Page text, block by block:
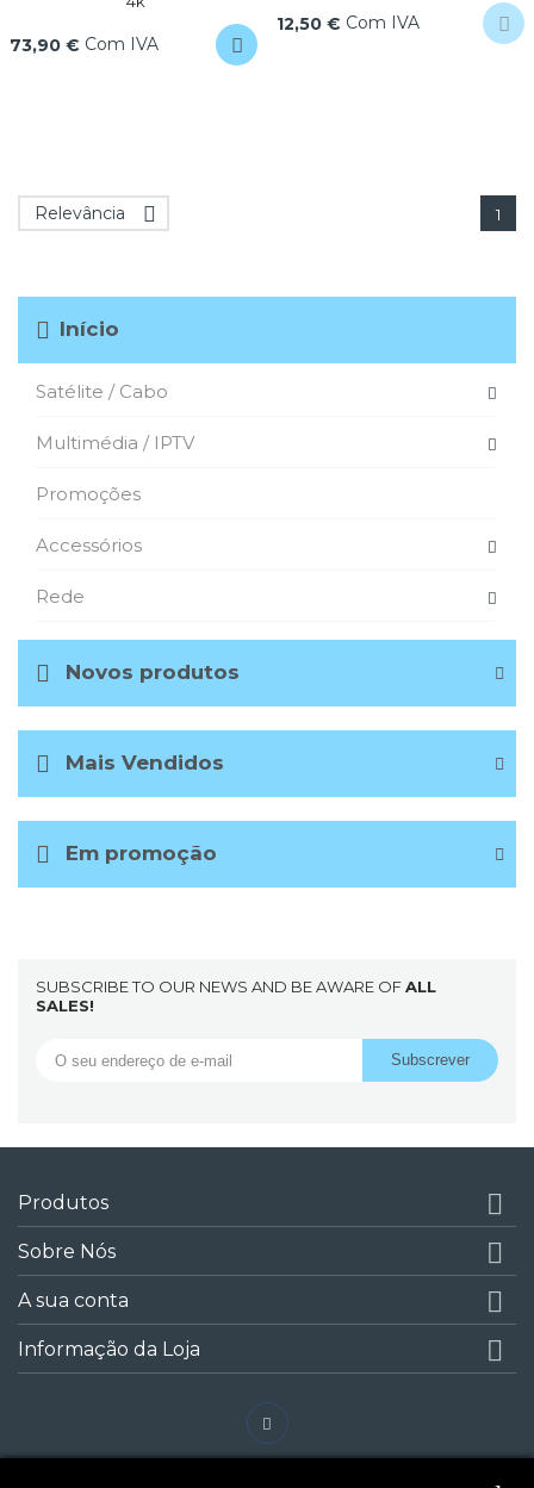
Início
Satélite / Cabo
Multimédia / IPTV
Promoções
Accessórios
Rede
Novos produtos
Mais Vendidos
Em promoção
73,90 € Com IVA
12,50 € Com IVA
Relevância  1
SUBSCRIBE TO OUR NEWS AND BE AWARE OFALL
SALES!
Produtos 
Sobre Nós 
A sua conta 
Informação da Loja 